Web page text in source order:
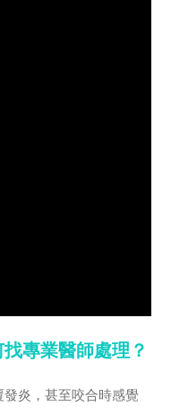
專業醫師處理？
炎，甚至咬合時感覺